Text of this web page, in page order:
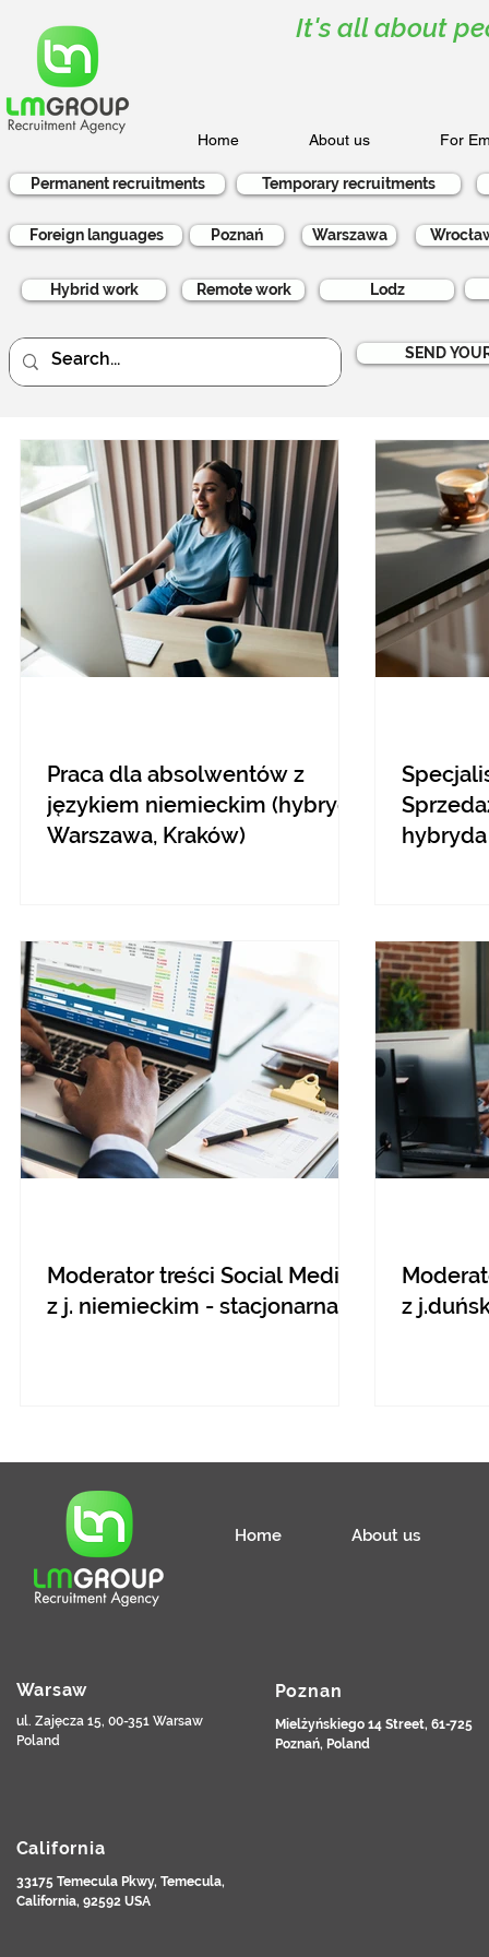
It's all about
Home About us For
Lodz
Praca dla absolwentów z
językiem niemieckim (hybryda
Warszawa, Kraków)
Moderator treści Social Media
z j. niemieckim - stacjonarna
z
Permanent recruitments Temporary recruitments
Foreign languages Poznań Warszawa
Hybrid work Remote work
SEND
Home About us
Warsaw
ul. Zajęcza 15, 00-351 Warsaw
Poland
California
33175 Temecula Pkwy, Temecula,
California, 92592 USA
Poznan
Mielżyńskiego 14 Street, 61-725
Poznań, Poland